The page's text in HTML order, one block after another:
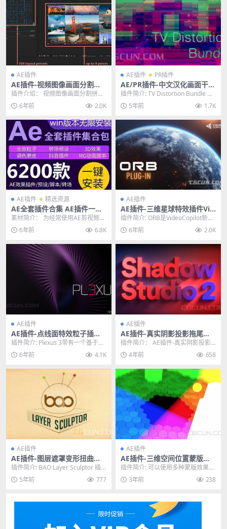
AE插件
AE插件-视频图像画面分割分
屏拼贴插件 Super Collage v
1.0 Win破解版
插件介绍： 视频图像画面分割拼贴
分屏插件 Super Collage v1.0，...
6年前 2.0K
AE插件 PR插件
AE/PR插件-中文汉化画面干扰
损坏故障RGB色彩分离插件 T
V Distortion Bundle V2.7.0
Win
插件简介: TV Distortion Bundle 包
含五个故障失真插件，支持...
5年前 1.7K
AE插件 精选资源
AE全套插件合集 AE插件一键
安装包 WIN去限制中文汉化完
整版
素材简介： 为经常使用AE剪视频的
朋友带来最新的AE全套插件脚本一
键安装包Pro...
6年前 6.8K
AE插件
AE插件-三维星球特效插件Vid
eoCopilot ORB v1.0.2 Win/
Mac
插件简介: ORB是VideoCopilot新出
的一个制作三维星球的插件，由 V...
6年前 2.0K
AE插件
AE插件-点线面特效粒子插件
Rowbyte Plexus v3.1.11 Wi
n/Mac
插件简介: Plexus 3带有一个基于树
的对象面板，可以帮助你组织在层
中的多个...
6年前 4.1K
AE插件
AE插件-真实阴影投影拖尾模
拟插件 Shadow Studio 2 v1.
3.0 Win汉化版
插件简介： AE插件-真实阴影投影
拖尾模拟插件 Shadow Studio 2 ...
4年前 658
AE插件
AE插件-图层遮罩变形扭曲动
画插件 Aescripts BAO Layer
Sculptor v1.1.9 Win/Mac
插件简介: BAO Layer Sculptor 插
件可以将图层根据路径做变形和...
5年前 777
AE插件
AE插件-三维空间位置蒙版遮
罩插件 Position Matte v2.3
Win/Mac破解版
插件简介: 可以使用多种蒙版效果来
制作三维空间下的遮罩，这样可以
轻松地添加文字或...
3年前 238